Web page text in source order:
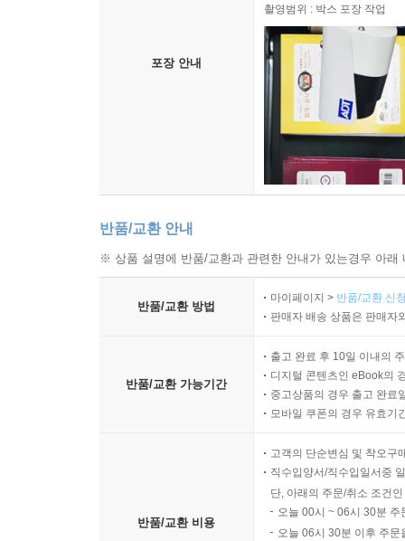
포장 안내
촬영범위 : 박스 포장 작업
반품/교환 안내
※ 상품 설명에 반품/교환과 관련한 안내가 있는경우 아
반품/교환 방법
마이페이지 > 반품/교환 신
판매자 배송 상품은 판매자
반품/교환 가능기간
출고 완료 후 10일 이내의
디지털 콘텐츠인 eBook의
중고상품의 경우 출고 완료
모바일 쿠폰의 경우 유효기
반품/교환 비용
고객의 단순변심 및 착오구
직수입양서/직수입일서중
단, 아래의 주문/취소 조건
오늘 00시 ~ 06시 30분
오늘 06시 30분 이후 주